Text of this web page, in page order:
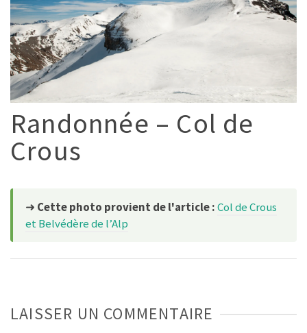
Randonnée – Col de
Crous
➜ Cette photo provient de l'article : Col de Crous
et Belvédère de l’Alp
LAISSER UN COMMENTAIRE